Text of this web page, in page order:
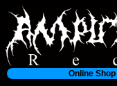
Online Shop